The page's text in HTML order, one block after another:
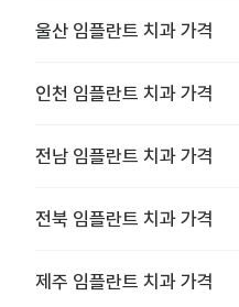
울산 임플란트 치과 가격
인천 임플란트 치과 가격
전남 임플란트 치과 가격
전북 임플란트 치과 가격
제주 임플란트 치과 가격